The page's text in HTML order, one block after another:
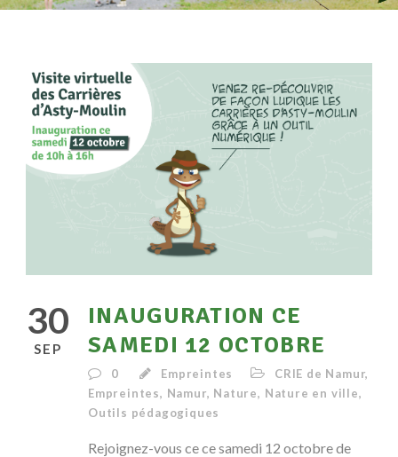
30
SEP
INAUGURATION CE
SAMEDI 12 OCTOBRE
0 Empreintes CRIE de Namur,
Empreintes, Namur, Nature, Nature en ville,
Outils pédagogiques
Rejoignez-vous ce ce samedi 12 octobre de